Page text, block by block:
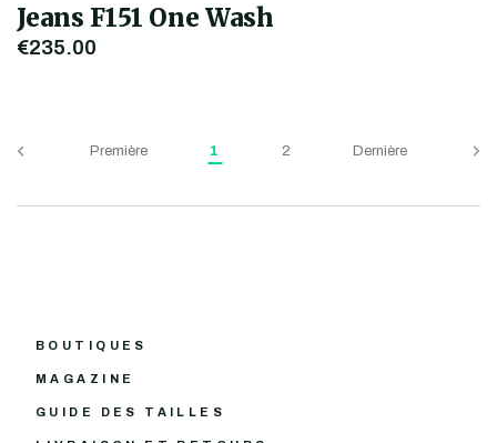
Jeans F151 One Wash
€235,00
Première 1 2 Dernière
BOUTIQUES
MAGAZINE
GUIDE DES TAILLES